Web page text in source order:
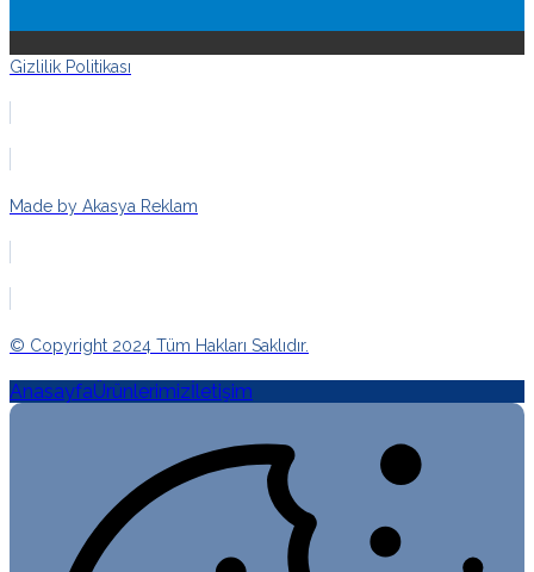
Gizlilik Politikası
Made by Akasya Reklam
© Copyright 2024 Tüm Hakları Saklıdır.
AnasayfaÜrünlerimizİletişim